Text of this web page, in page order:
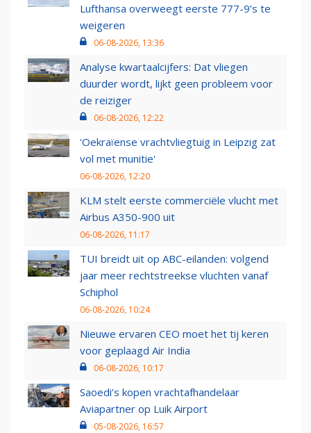
Lufthansa overweegt eerste 777-9’s te
weigeren
06-08-2026, 13:36
Analyse kwartaalcijfers: Dat vliegen
duurder wordt, lijkt geen probleem voor
de reiziger
06-08-2026, 12:22
'Oekraïense vrachtvliegtuig in Leipzig zat
vol met munitie'
06-08-2026, 12:20
KLM stelt eerste commerciële vlucht met
Airbus A350-900 uit
06-08-2026, 11:17
TUI breidt uit op ABC-eilanden: volgend
jaar meer rechtstreekse vluchten vanaf
Schiphol
06-08-2026, 10:24
Nieuwe ervaren CEO moet het tij keren
voor geplaagd Air India
06-08-2026, 10:17
Saoedi’s kopen vrachtafhandelaar
Aviapartner op Luik Airport
05-08-2026, 16:57